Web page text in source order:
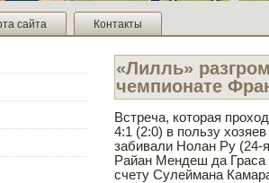
сайта Контакты
«Лилль»
чемпионате
Встреча, которая
4:1 (2:0) в пользу
заби­вали Нолан Ру (24-
Райан Менде­ш да
счету Сулеймана